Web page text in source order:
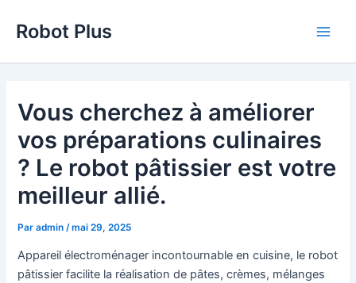
Robot Plus
Vous cherchez à améliorer
vos préparations culinaires
? Le robot pâtissier est votre
meilleur allié.
Paradmin /mai 29, 2025
Appareil électroménager incontournable en cuisine, le robot
pâtissier facilite la réalisation de pâtes, crèmes, mélanges